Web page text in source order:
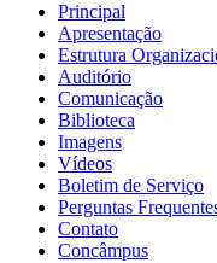
Principal
Apresentação
Estrutura
Auditório
Comunicação
Biblioteca
Imagens
Vídeos
Boletim de Serviço
Perguntas
Contato
Concâmpus